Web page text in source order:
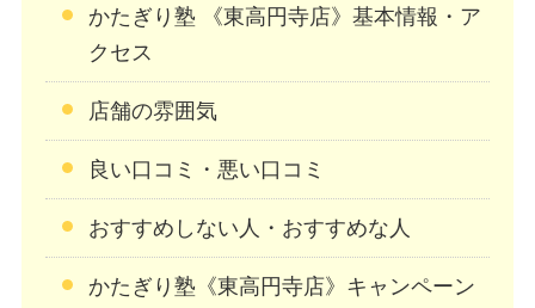
かたぎり塾 《東高円寺店》基本情報・ア
クセス
店舗の雰囲気
良い口コミ・悪い口コミ
おすすめしない人・おすすめな人
かたぎり塾《東高円寺店》キャンペーン